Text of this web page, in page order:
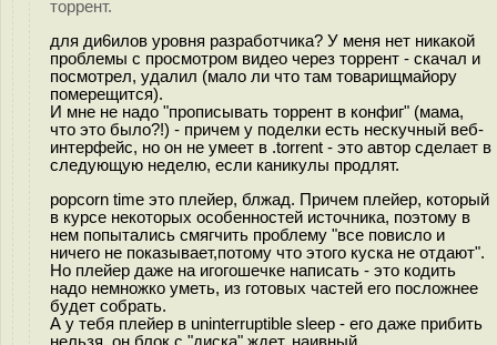
торрент.
для ди6илов уровня разработчика? У меня нет никакой
проблемы с просмотром видео через торрент - скачал и
посмотрел, удалил (мало ли что там товарищмайору
померещится).
И мне не надо "прописывать торрент в конфиг" (мама,
что это было?!) - причем у поделки есть нескучный веб-
интерфейс, но он не умеет в .torrent - это автор сделает в
следующую неделю, если каникулы продлят.
popcorn time это плейер, блжад. Причем плейер, который
в курсе некоторых особенностей источника, поэтому в
нем попытались смягчить проблему "все повисло и
ничего не показывает,потому что этого куска не отдают".
Но плейер даже на игогошечке написать - это кодить
надо немножко уметь, из готовых частей его посложнее
будет собрать.
А у тебя плейер в uninterruptible sleep - его даже прибить
нельзя, он блок с "диска" ждет, наивный.